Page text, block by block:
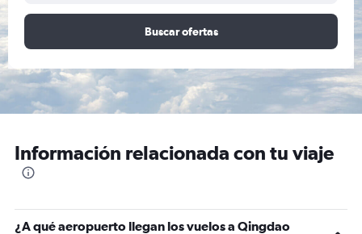
Buscar ofertas
Información relacionada con tu viaje
¿A qué aeropuerto llegan los vuelos a Qingdao